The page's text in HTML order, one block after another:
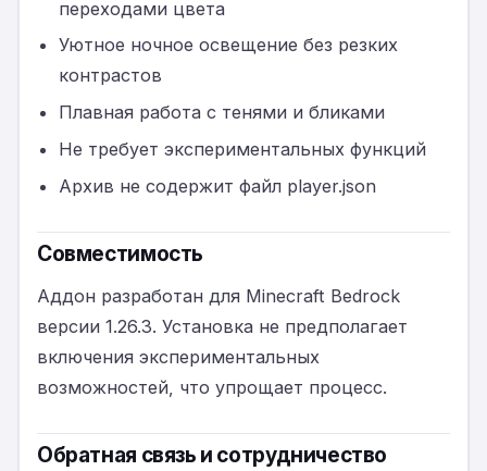
переходами цвета
Уютное ночное освещение без резких
контрастов
Плавная работа с тенями и бликами
Не требует экспериментальных функций
Архив не содержит файл player.json
Совместимость
Аддон разработан для Minecraft Bedrock
версии 1.26.3. Установка не предполагает
включения экспериментальных
возможностей, что упрощает процесс.
Обратная связь и сотрудничество